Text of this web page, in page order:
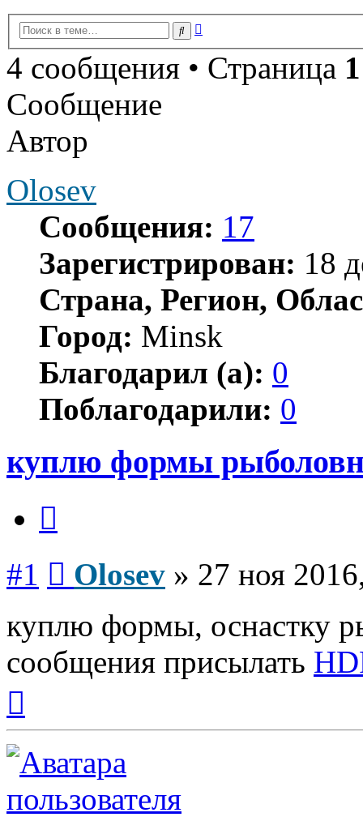
Поиск
4 сообщения • Страница 1
Сообщение
Автор
Olosev
Сообщения: 17
Зарегистрирован: 18
Страна, Регион,
Город: Minsk
Благодарил (а): 0
Поблагодарили: 0
куплю формы
#1 Olosev » 27 ноя
куплю формы, оснастку
сообщения присылать
началу